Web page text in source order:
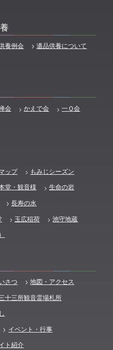
養例会
遺品供養について
会 かえで会
一Ｑ会
ップ
もみじシーズン
堂・観音様
生命の岩
長寿の水
玉広稲荷
池守地蔵
さつ
地図・アクセス
十三所観音霊場札所
イベント・行事
ト紹介